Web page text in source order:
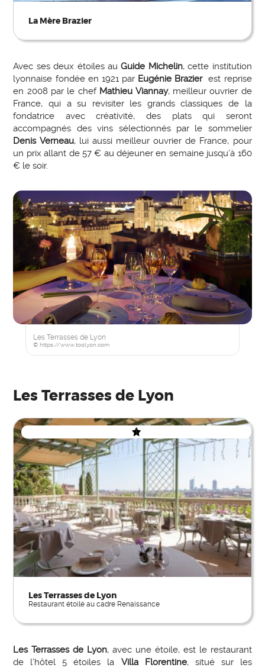
La Mère Brazier
Avec ses deux étoiles auGuide Michelin, cette institution
lyonnaise fondée en 1921 par Eugénie Brazier est reprise
en 2008 par le chef Mathieu Viannay, meilleur ouvrier de
France, qui a su revisiter les grands classiques de la
fondatrice avec créativité, des plats qui seront
accompagnés des vins sélectionnés par le sommelier
Denis Verneau, lui aussi meilleur ouvrier de France, pour
un prix allant de 57 € au déjeuner en semaine jusqu’à 160
€ le soir.
Les Terrasses de Lyon
© https://www.toolyon.com
Les Terrasses de Lyon
Les Terrasses de Lyon
Restaurant étoilé au cadre Renaissance
Les Terrasses de Lyon, avec une étoile, est le restaurant
de l’hôtel 5 étoiles la Villa Florentine, situé sur les